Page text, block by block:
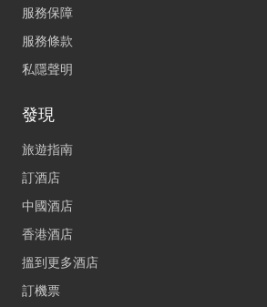
服務保障
服務條款
私隱聲明
發現
旅遊指南
訂酒店
中國酒店
香港酒店
搵到更多酒店
訂機票